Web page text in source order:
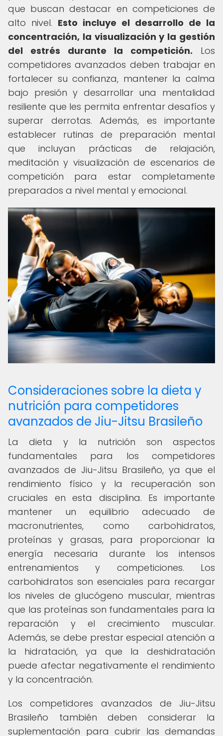
que buscan destacar en competiciones de
alto nivel. Esto incluye el desarrollo de la
concentración, la visualización y la gestión
del estrés durante la competición. Los
competidores avanzados deben trabajar en
fortalecer su confianza, mantener la calma
bajo presión y desarrollar una mentalidad
resiliente que les permita enfrentar desafíos y
superar derrotas. Además, es importante
establecer rutinas de preparación mental
que incluyan prácticas de relajación,
meditación y visualización de escenarios de
competición para estar completamente
preparados a nivel mental y emocional.
Consideraciones sobre la dieta y
nutrición para competidores
avanzados de Jiu-Jitsu Brasileño
La dieta y la nutrición son aspectos
fundamentales para los competidores
avanzados de Jiu-Jitsu Brasileño, ya que el
rendimiento físico y la recuperación son
cruciales en esta disciplina. Es importante
mantener un equilibrio adecuado de
macronutrientes, como carbohidratos,
proteínas y grasas, para proporcionar la
energía necesaria durante los intensos
entrenamientos y competiciones. Los
carbohidratos son esenciales para recargar
los niveles de glucógeno muscular, mientras
que las proteínas son fundamentales para la
reparación y el crecimiento muscular.
Además, se debe prestar especial atención a
la hidratación, ya que la deshidratación
puede afectar negativamente el rendimiento
y la concentración.
Los competidores avanzados de Jiu-Jitsu
Brasileño también deben considerar la
suplementación para cubrir las demandas